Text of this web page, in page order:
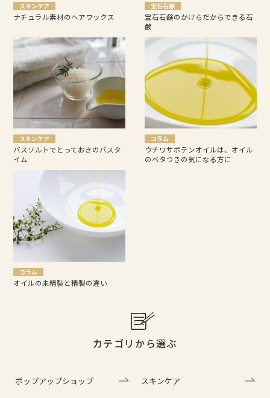
スキンケア
ナチュラル素材のヘアワックス
宝石石鹸
宝石石鹸のかけらだからできる石
鹸
スキンケア
バスソルトでとっておきのバスタ
イム
コラム
ウチワサボテンオイルは、オイル
のベタつきの気になる方に
コラム
オイルの未精製と精製の違い
カテゴリから選ぶ
ポップアップショップ スキンケア